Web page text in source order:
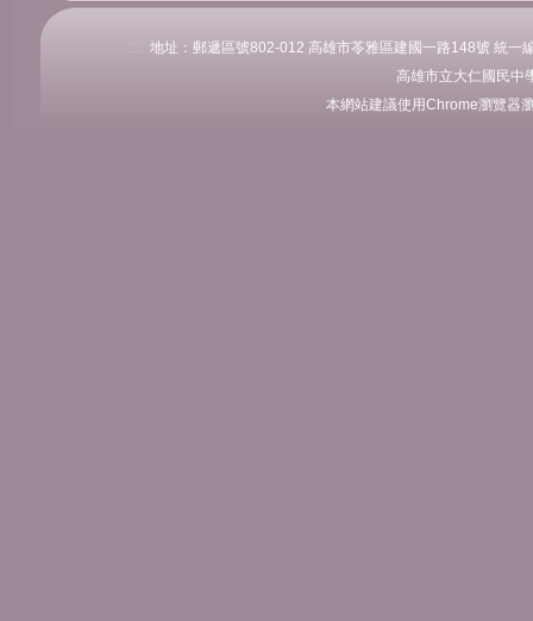
:::
地址：郵遞區號802-012 高雄市苓雅區建國一路148號 統
高雄市立大仁國民中
本網站建議使用Chrome瀏覽器